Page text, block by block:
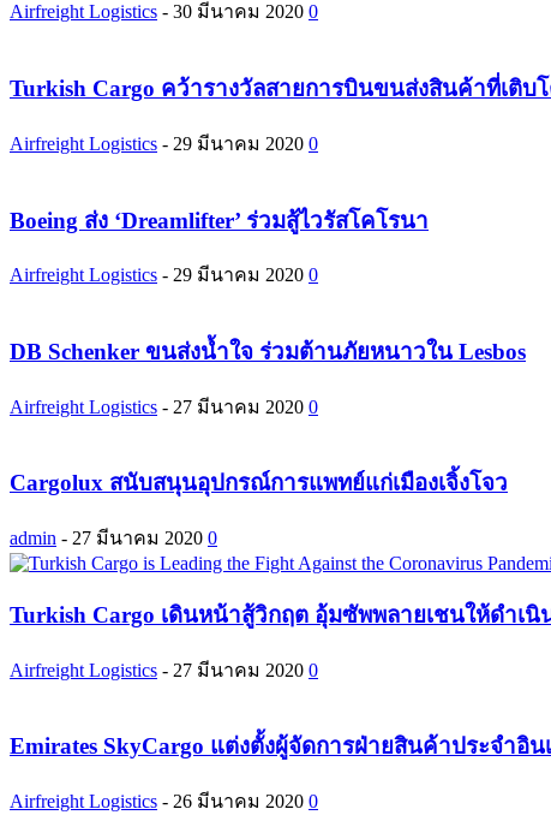
Airfreight Logistics - 30 มีนาคม 2020 0
Turkish Cargo คว้ารางวัลสายการบินขนส่งสินค้าที่เติบ
Airfreight Logistics - 29 มีนาคม 2020 0
Boeing ส่ง ‘Dreamlifter’ ร่วมสู้ไวรัสโคโรนา
Airfreight Logistics - 29 มีนาคม 2020 0
DB Schenker ขนส่งน้ำใจ ร่วมต้านภัยหนาวใน Lesbos
Airfreight Logistics - 27 มีนาคม 2020 0
Cargolux สนับสนุนอุปกรณ์การแพทย์แก่เมืองเจิ้งโจว
admin - 27 มีนาคม 2020 0
Turkish Cargo เดินหน้าสู้วิกฤต อุ้มซัพพลายเชนให้ดำเนิ
Airfreight Logistics - 27 มีนาคม 2020 0
Emirates SkyCargo แต่งตั้งผู้จัดการฝ่ายสินค้าประจำอิ
Airfreight Logistics - 26 มีนาคม 2020 0